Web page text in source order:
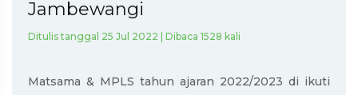
Jambewangi
Ditulis tanggal 25 Jul 2022 | Dibaca 1528 kali
Matsama & MPLS tahun ajaran 2022/2023 di ikuti